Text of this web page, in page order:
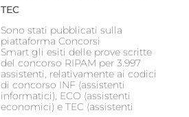
TEC
Sono stati pubblicati sulla
piattaforma Concorsi
Smart gli esiti delle prove scritte
del concorso RIPAM per 3.997
assistenti, relativamente ai codici
di concorso INF (assistenti
informatici), ECO (assistenti
economici) e TEC (assistenti